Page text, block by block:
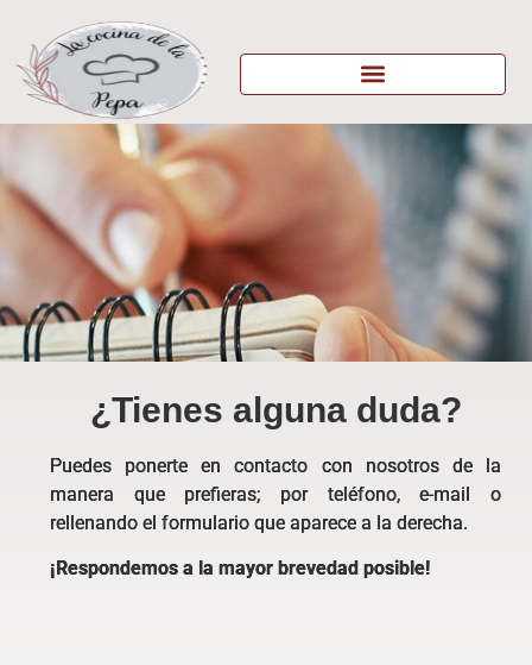
¿Tienes alguna duda?
Puedes ponerte en contacto con nosotros de la
manera que prefieras; por teléfono, e-mail o
rellenando el formulario que aparece a la derecha.
¡Respondemos a la mayor brevedad posible!